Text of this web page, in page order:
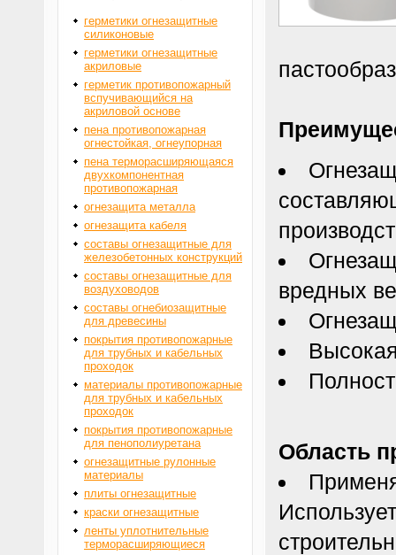
вредных
Область
герметики огнезащитные
силиконовые
герметики огнезащитные
акриловые
герметик противопожарный
вспучивающийся на
акриловой основе
пена противопожарная
огнестойкая, огнеупорная
пена терморасширяющаяся
двухкомпонентная
противопожарная
огнезащита металла
огнезащита кабеля
составы огнезащитные для
железобетонных конструкций
составы огнезащитные для
воздуховодов
составы огнебиозащитные
для древесины
покрытия противопожарные
для трубных и кабельных
проходок
материалы противопожарные
для трубных и кабельных
проходок
покрытия противопожарные
для пенополиуретана
огнезащитные рулонные
материалы
плиты огнезащитные
краски огнезащитные
ленты уплотнительные
терморасширяющиеся